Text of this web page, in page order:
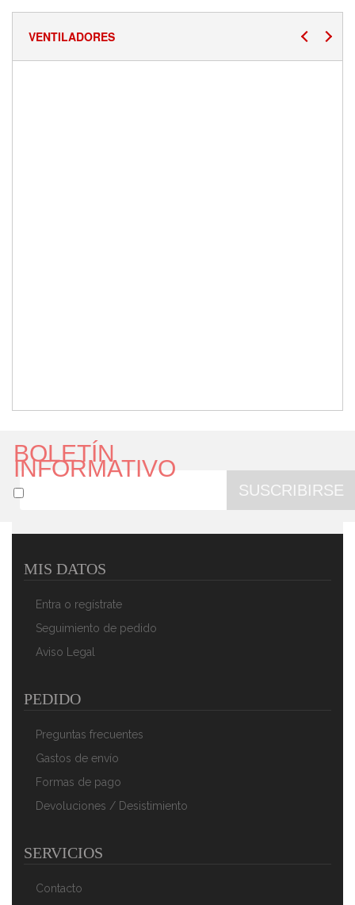
VENTILADORES
BOLETÍN
INFORMATIVO
SUSCRIBIRSE
MIS DATOS
Entra o regístrate
Seguimiento de pedido
Aviso Legal
PEDIDO
Preguntas frecuentes
Gastos de envío
Formas de pago
Devoluciones / Desistimiento
SERVICIOS
Contacto